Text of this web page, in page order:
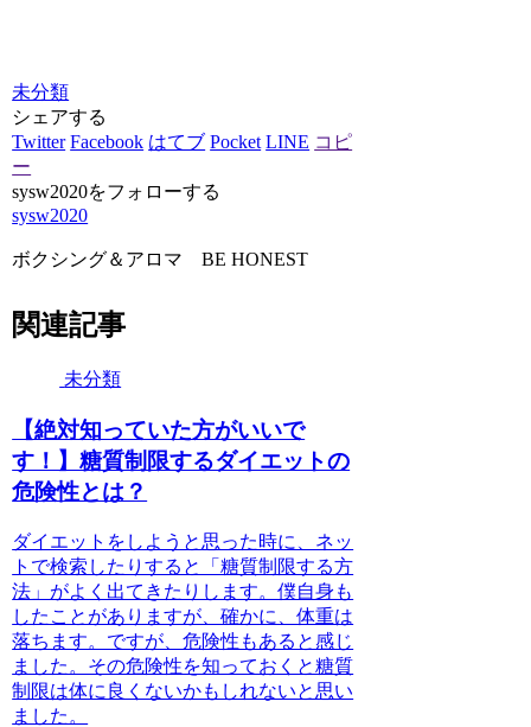
未分類
シェアする
Twitter Facebook はてブ Pocket LINE コピ
ー
sysw2020をフォローする
sysw2020
ボクシング＆アロマ BE HONEST
関連記事
未分類
【絶対知っていた方がいいで
す！】糖質制限するダイエットの
危険性とは？
ダイエットをしようと思った時に、ネッ
トで検索したりすると「糖質制限する方
法」がよく出てきたりします。僕自身も
したことがありますが、確かに、体重は
落ちます。ですが、危険性もあると感じ
ました。その危険性を知っておくと糖質
制限は体に良くないかもしれないと思い
ました。